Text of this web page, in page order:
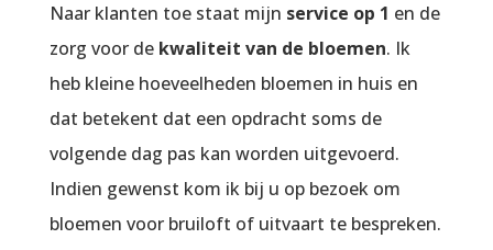
Naar klanten toe staat mijn service op 1 en de
zorg voor de kwaliteit van de bloemen. Ik
heb kleine hoeveelheden bloemen in huis en
dat betekent dat een opdracht soms de
volgende dag pas kan worden uitgevoerd.
Indien gewenst kom ik bij u op bezoek om
bloemen voor bruiloft of uitvaart te bespreken.